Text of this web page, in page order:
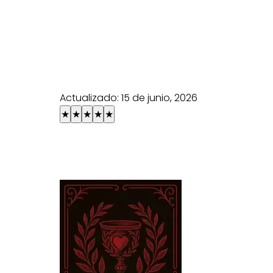
Actualizado: 15 de junio, 2026
★ ★ ★ ★ ★